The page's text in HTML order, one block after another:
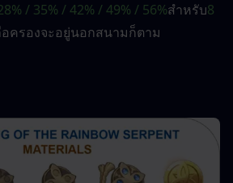
/ 35% / 42% / 49% / 56%สำหรับ8
ครองจะอยู่นอกสนามก็ตาม